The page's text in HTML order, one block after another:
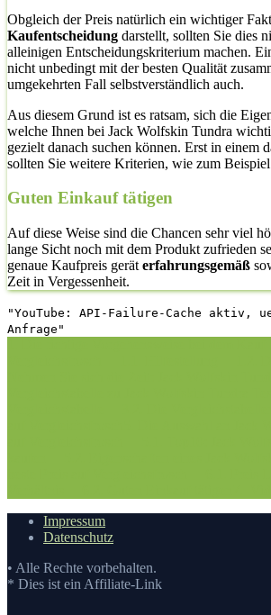
Obgleich der Preis natürlich ein wichtiger
Kaufentscheidung darstellt, sollten Sie dies
alleinigen Entscheidungskriterium machen.
nicht unbedingt mit der besten Qualität
umgekehrten Fall selbstverständlich auch.
Aus diesem Grund ist es ratsam, sich die
welche Ihnen bei Jack Wolfskin Tundra
gezielt danach suchen können. Erst in einem
sollten Sie weitere Kriterien, wie zum Beispiel
Guten Einkauf tätigen
Auf diese Weise sind die Chancen sehr viel
lange Sicht noch mit dem Produkt zufrieden
genaue Kaufpreis gerät erfahrungsgemäß
Zeit in Vergessenheit.
"YouTube: API-Failure-Cache aktiv,
Anfrage"
Impressum
Datenschutz
• Alle Rechte vorbehalten.
* Dies ist ein Affiliate-Link